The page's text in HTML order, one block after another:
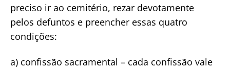
preciso ir ao cemitério, rezar devotamente
pelos defuntos e preencher essas quatro
condições:
a) confissão sacramental – cada confissão vale